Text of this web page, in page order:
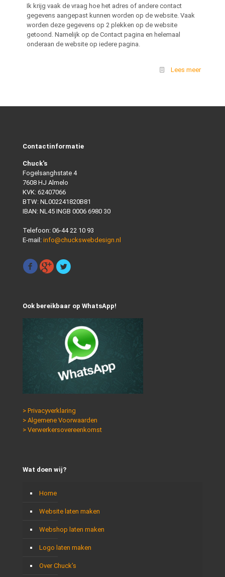
Ik krijg vaak de vraag hoe het adres of andere contact
gegevens aangepast kunnen worden op de website. Vaak
worden deze gegevens op 2 plekken op de website
getoond. Namelijk op de Contact pagina en helemaal
onderaan de website op iedere pagina.
Lees meer
Contactinformatie
Chuck's
Fogelsanghstate 4
7608 HJ Almelo
KVK: 62407066
BTW: NL002241820B81
IBAN: NL45 INGB 0006 6980 30
Telefoon: 06-44 22 10 93
E-mail: info@chuckswebdesign.nl
Ook bereikbaar op WhatsApp!
> Privacyverklaring
> Algemene Voorwaarden
> Verwerkersovereenkomst
Wat doen wij?
Home
Website laten maken
Webshop laten maken
Logo laten maken
Over Chuck’s